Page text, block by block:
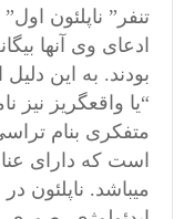
تنفر” ناپلئون
ادعای وی آنها
بودند. به این
متفکری بنام
است که دارای
میباشد. ناپلئون